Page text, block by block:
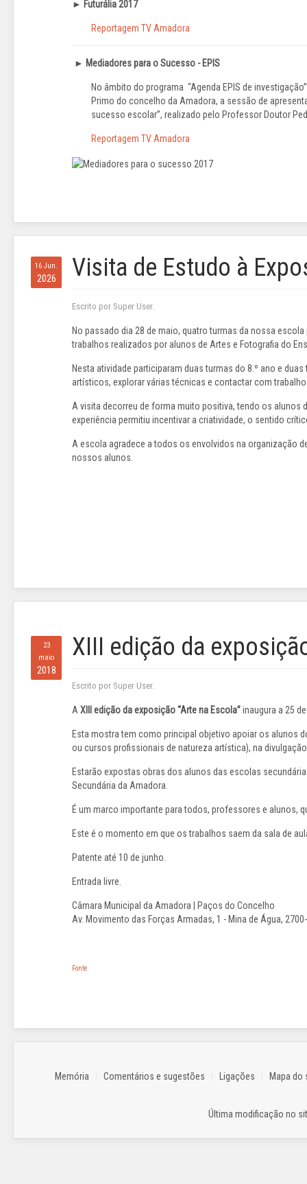
► Futurália 2017
Reportagem TV Amadora
► Mediadores para o Sucesso - EPIS
No âmbito do programa “Agenda EPIS de
Primo do concelho da Amadora, a sessão de
sucesso escolar”, realizado pelo Professor Doutor
Reportagem TV Amadora
16 Jun.
2026 Visita de Estudo à
Escrito por Super User.
No passado dia 28 de maio, quatro turmas da nossa
trabalhos realizados por alunos de Artes e Fotografia do
Nesta atividade participaram duas turmas do 8.º ano e
artísticos, explorar várias técnicas e contactar com
A visita decorreu de forma muito positiva, tendo os
experiência permitiu incentivar a criatividade, o sentido
A escola agradece a todos os envolvidos na organização
nossos alunos.
23
maio
2018
XIII edição da
Escrito por Super User.
A XIII edição da exposição “Arte na Escola”inaugura a 25
Esta mostra tem como principal objetivo apoiar os alunos
ou cursos profissionais de natureza artística), na
Estarão expostas obras dos alunos das escolas
Secundária da Amadora.
É um marco importante para todos, professores e alunos,
Este é o momento em que os trabalhos saem da sala de
Patente até 10 de junho.
Entrada livre.
Câmara Municipal da Amadora | Paços do Concelho
Av. Movimento das Forças Armadas, 1 - Mina de Água,
Fonte
Memória Comentários e sugestões Ligações Mapa do
Última modificação no